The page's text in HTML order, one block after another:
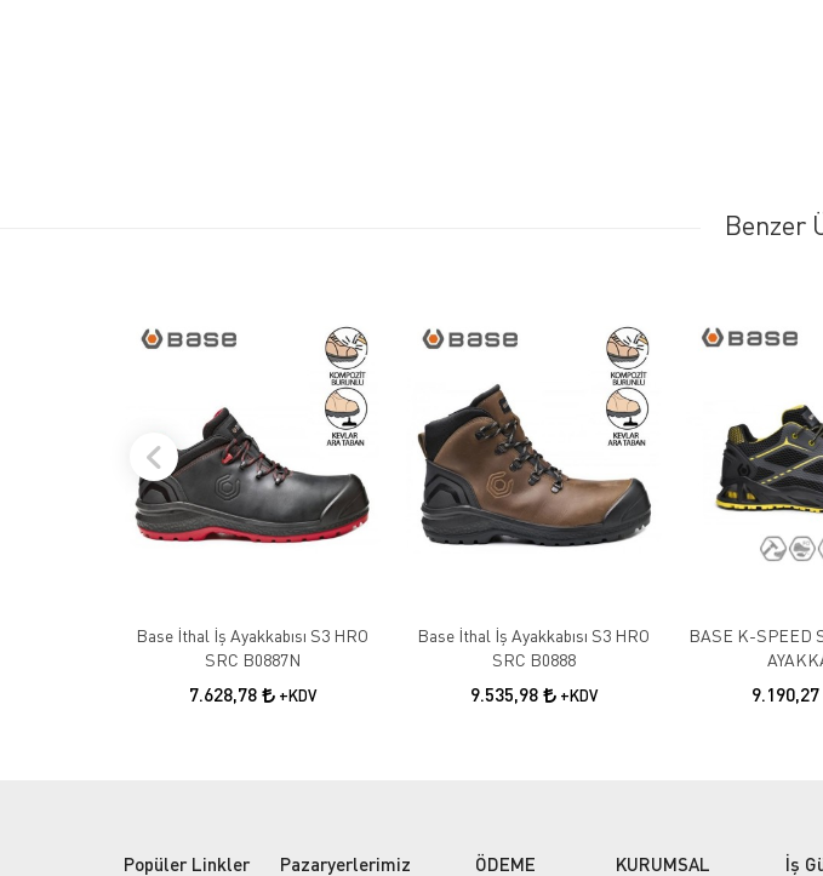
Benzer
Base İthal İş Ayakkabısı S3 HRO
SRC B0887N
7.628,78 +KDV
Base İthal İş Ayakkabısı S3 HRO
SRC B0888
9.535,98 +KDV
BASE K-SPEED
9.190,27
Popüler Linkler Pazaryerlerimiz ÖDEME KURUMSAL İş